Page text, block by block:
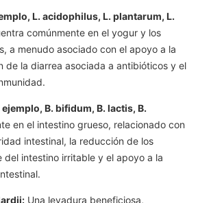
L. acidophilus, L. plantarum, L.
comúnmente en el yogur y los
a menudo asociado con el apoyo a la
de la diarrea asociada a antibióticos y el
B. bifidum, B. lactis, B.
en el intestino grueso, relacionado con
intestinal, la reducción de los
del intestino irritable y el apoyo a la
Una levadura beneficiosa,